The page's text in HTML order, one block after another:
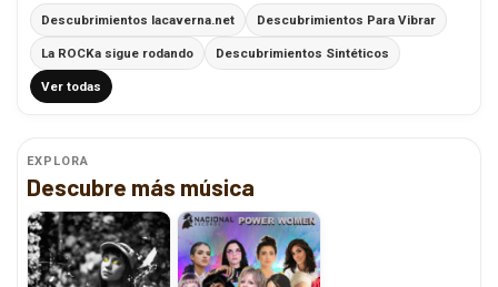
Descubrimientos lacaverna.net Descubrimientos Para Vibrar
La ROCKa sigue rodando Descubrimientos Sintéticos
Ver todas
EXPLORA
Descubre más música